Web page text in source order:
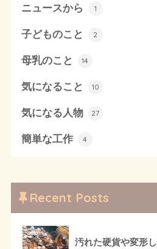
ニュースから 1
子どものこと 2
母乳のこと 14
気になること 10
気になる人物 27
簡単な工作 4
Recent Posts
汚れた硬貨や変形